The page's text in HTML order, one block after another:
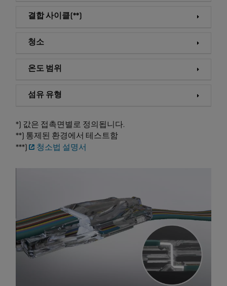
결합 사이클(**)
청소
온도 범위
섬유 유형
*) 값은 접촉면별로 정의됩니다.
**) 통제된 환경에서 테스트함
***)
청소법 설명서